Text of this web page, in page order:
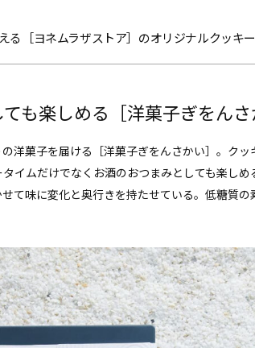
る［ヨネムラザストア］のオリジナルクッキ
も楽しめる［洋菓子ぎをん
の洋菓子を届ける［洋菓子ぎをんさかい］。ク
イムだけでなくお酒のおつまみとしても楽し
て味に変化と奥行きを持たせている。低糖質